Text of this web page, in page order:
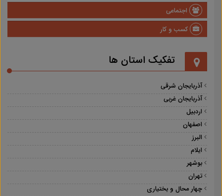
اجتماعی
کسب و کار
تفکیک استان ها
آذربایجان شرقی
آذربایجان غربی
اردبیل
اصفهان
البرز
ایلام
بوشهر
تهران
چهار محال و بختیاری